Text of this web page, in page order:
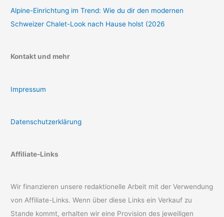
Alpine-Einrichtung im Trend: Wie du dir den modernen
Schweizer Chalet-Look nach Hause holst (2026
Kontakt und mehr
Impressum
Datenschutzerklärung
Affiliate-Links
Wir finanzieren unsere redaktionelle Arbeit mit der Verwendung
von Affiliate-Links. Wenn über diese Links ein Verkauf zu
Stande kommt, erhalten wir eine Provision des jeweiligen